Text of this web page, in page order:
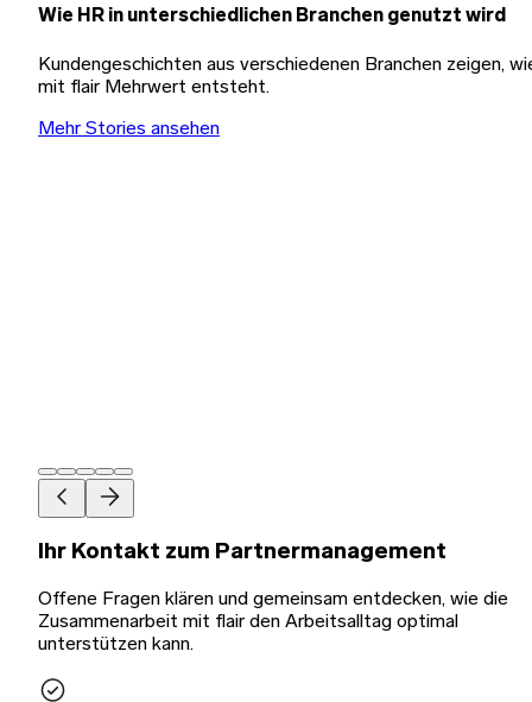
Wie HR in unterschiedlichen Branchen genutzt wird
Kundengeschichten aus verschiedenen Branchen zeigen,
mit flair Mehrwert entsteht.
Mehr Stories ansehen
Ihr Kontakt zum Partnermanagement
Offene Fragen klären und gemeinsam entdecken, wie die
Zusammenarbeit mit flair den Arbeitsalltag optimal
unterstützen kann.